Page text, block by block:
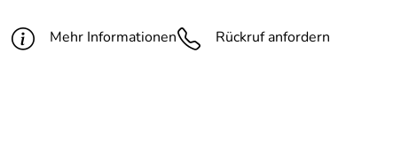
Mehr Informationen Rückruf anfordern